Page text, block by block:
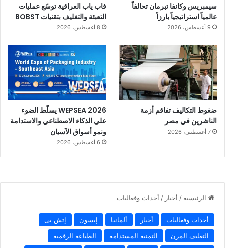
سيمبريس وكانفا تبرمان تحالفاً
عالمياً استراتيجياً بارزاً
9 أغسطس، 2026
فاب ياب العراقية توسّع عمليات
التعبئة والتغليف بتقنيات BOBST
8 أغسطس، 2026
ضغوط التكاليف تفاقم أزمة
الناشرين في مصر
7 أغسطس، 2026
WEPSEA 2026 يسلّط الضوء
على الذكاء الاصطناعي والاستدامة
ونمو أسواق الآسيان
6 أغسطس، 2026